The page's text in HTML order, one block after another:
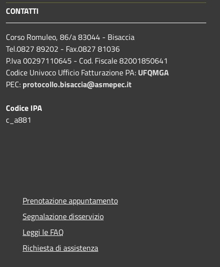
CONTATTI
Corso Romuleo, 86/a 83044 - Bisaccia
Tel.0827 89202 - Fax.0827 81036
P.Iva 00297110645 - Cod. Fiscale 82001850641
Codice Univoco Ufficio Fatturazione PA: UFQMGA
PEC: protocollo.bisaccia@asmepec.it
Codice IPA
c_a881
Prenotazione appuntamento
Segnalazione disservizio
Leggi le FAQ
Richiesta di assistenza